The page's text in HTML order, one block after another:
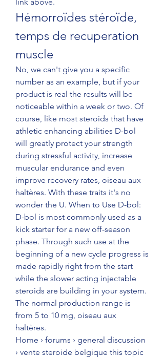
Hémorroïdes stéroïde,
temps de recuperation
muscle
No, we can't give you a specific
number as an example, but if your
product is real the results will be
noticeable within a week or two. Of
course, like most steroids that have
athletic enhancing abilities D-bol
will greatly protect your strength
during stressful activity, increase
muscular endurance and even
improve recovery rates, oiseau aux
haltères. With these traits it's no
wonder the U. When to Use D-bol:
D-bol is most commonly used as a
kick starter for a new off-season
phase. Through such use at the
beginning of a new cycle progress is
made rapidly right from the start
while the slower acting injectable
steroids are building in your system.
The normal production range is
from 5 to 10 mg, oiseau aux
haltères.
Home › forums › general discussion
› vente steroide belgique this topic